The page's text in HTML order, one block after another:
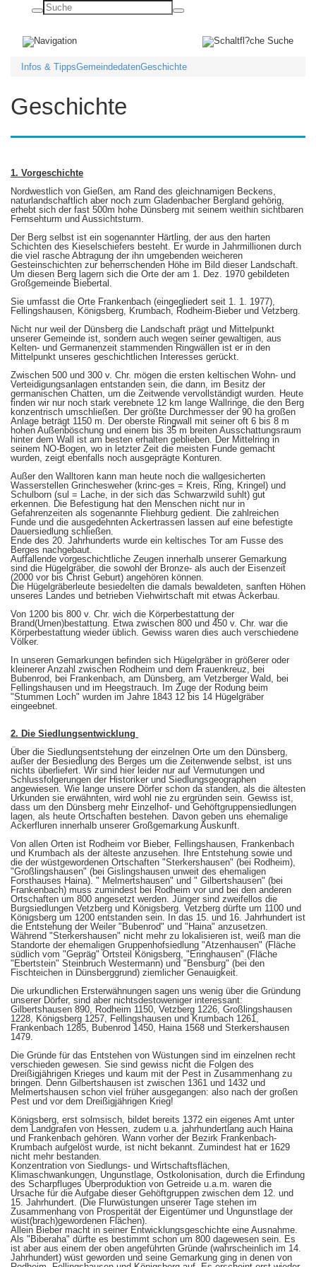
Basisnavigation
ein-/ausblenden
Infos & TippsGemeindedatenGeschichte
Geschichte
1. Vorgeschichte
Nordwestlich von Gießen, am Rand des gleichnamigen Beckens,
naturlandschaftlich aber noch zum Gladenbacher Bergland gehörig,
erhebt sich der fast 500m hohe Dünsberg mit seinem weithin sichtbaren
Fernsehturm und Aussichtsturm.
Der Berg selbst ist ein sogenannter Härtling, der aus den harten
Schichten des Kieselschiefers besteht. Er wurde in Jahrmillionen durch
die viel rasche Abtragung der ihn umgebenden weicheren
Gesteinschichten zur beherrschenden Höhe im Bild dieser Landschaft.
Um diesen Berg lagern sich die Orte der am 1. Dez. 1970 gebildeten
Großgemeinde Biebertal.
Sie umfasst die Orte Frankenbach (eingegliedert seit 1. 1. 1977),
Fellingshausen, Königsberg, Krumbach, Rodheim-Bieber und Vetzberg.
Nicht nur weil der Dünsberg die Landschaft prägt und Mittelpunkt
unserer Gemeinde ist, sondern auch wegen seiner gewaltigen, aus
Kelten- und Germanenzeit stammenden Ringwällen ist er in den
Mittelpunkt unseres geschichtlichen Interesses gerückt.
Zwischen 500 und 300 v. Chr. mögen die ersten keltischen Wohn- und
Verteidigungsanlagen entstanden sein, die dann, im Besitz der
germanischen Chatten, um die Zeitwende vervollständigt wurden. Heute
finden wir nur noch stark verebnete 12 km lange Wallringe, die den Berg
konzentrisch umschließen. Der größte Durchmesser der 90 ha großen
Anlage beträgt 1150 m. Der oberste Ringwall mit seiner oft 6 bis 8 m
hohen Außenböschung und einem bis 35 m breiten Ausschattungsraum
hinter dem Wall ist am besten erhalten geblieben. Der Mittelring in
seinem NO-Bogen, wo in letzter Zeit die meisten Funde gemacht
wurden, zeigt ebenfalls noch ausgeprägte Konturen.
Außer den Walltoren kann man heute noch die wallgesicherten
Wasserstellen Grinchesweher (krinc-ges = Kreis, Ring, Kringel) und
Schulborn (sul = Lache, in der sich das Schwarzwild suhlt) gut
erkennen. Die Befestigung hat den Menschen nicht nur in
Gefahrenzeiten als sogenannte Fliehburg gedient. Die zahlreichen
Funde und die ausgedehnten Ackertrassen lassen auf eine befestigte
Dauersiedlung schließen.
Ende des 20. Jahrhunderts wurde ein keltisches Tor am Fusse des
Berges nachgebaut.
Auffallende vorgeschichtliche Zeugen innerhalb unserer Gemarkung
sind die Hügelgräber, die sowohl der Bronze- als auch der Eisenzeit
(2000 vor bis Christ Geburt) angehören können.
Die Hügelgräberleute besiedelten die damals bewaldeten, sanften Höhen
unseres Landes und betrieben Viehwirtschaft mit etwas Ackerbau.
Von 1200 bis 800 v. Chr. wich die Körperbestattung der
Brand(Urnen)bestattung. Etwa zwischen 800 und 450 v. Chr. war die
Körperbestattung wieder üblich. Gewiss waren dies auch verschiedene
Völker.
In unseren Gemarkungen befinden sich Hügelgräber in größerer oder
kleinerer Anzahl zwischen Rodheim und dem Frauenkreuz, bei
Bubenrod, bei Frankenbach, am Dünsberg, am Vetzberger Wald, bei
Fellingshausen und im Heegstrauch. Im Zuge der Rodung beim
"Stummen Loch" wurden im Jahre 1843 12 bis 14 Hügelgräber
eingeebnet.
2. Die Siedlungsentwicklung
Über die Siedlungsentstehung der einzelnen Orte um den Dünsberg,
außer der Besiedlung des Berges um die Zeitenwende selbst, ist uns
nichts überliefert. Wir sind hier leider nur auf Vermutungen und
Schlussfolgerungen der Historiker und Siedlungsgeographen
angewiesen. Wie lange unsere Dörfer schon da standen, als die ältesten
Urkunden sie erwähnten, wird wohl nie zu ergründen sein. Gewiss ist,
dass um den Dünsberg mehr Einzelhof- und Gehöftgruppensiedlungen
lagen, als heute Ortschaften bestehen. Davon geben uns ehemalige
Ackerfluren innerhalb unserer Großgemarkung Auskunft.
Von allen Orten ist Rodheim vor Bieber, Fellingshausen, Frankenbach
und Krumbach als der älteste anzusehen. Ihre Entstehung sowie und
die der wüstgewordenen Ortschaften "Sterkershausen" (bei Rodheim),
"Großlingshausen" (bei Gislingshausen unweit des ehemaligen
Forsthauses Haina). " Melmertshausen" und " Gilbertshausen" (bei
Frankenbach) muss zumindest bei Rodheim vor und bei den anderen
Ortschaften um 800 angesetzt werden. Jünger sind zweifellos die
Burgsiedlungen Vetzberg und Königsberg. Vetzberg dürfte um 1100 und
Königsberg um 1200 entstanden sein. In das 15. und 16. Jahrhundert ist
die Entstehung der Weiler "Bubenrod" und "Haina" anzusetzen.
Während "Sterkershausen" nicht mehr zu lokalisieren ist, weiß man die
Standorte der ehemaligen Gruppenhofsiedlung "Atzenhausen" (Fläche
südlich vom "Gepräg" Ortsteil Königsberg, "Eringhausen" (Fläche
"Ebertstein" Steinbruch Westermann) und "Bensburg" (bei den
Fischteichen in Dünsberggrund) ziemlicher Genauigkeit.
Die urkundlichen Ersterwähnungen sagen uns wenig über die Gründung
unserer Dörfer, sind aber nichtsdestoweniger interessant:
Gilbertshausen 890, Rodheim 1150, Vetzberg 1226, Großlingshausen
1228, Königsberg 1257, Fellingshausen und Krumbach 1261,
Frankenbach 1285, Bubenrod 1450, Haina 1568 und Sterkershausen
1479.
Die Gründe für das Entstehen von Wüstungen sind im einzelnen recht
verschieden gewesen. Sie sind gewiss nicht die Folgen des
Dreißigjährigen Krieges und kaum mit der Pest in Zusammenhang zu
bringen. Denn Gilbertshausen ist zwischen 1361 und 1432 und
Melmertshausen schon viel früher ausgegangen: also nach der großen
Pest und vor dem Dreißigjährigen Krieg!
Königsberg, erst solmsisch, bildet bereits 1372 ein eigenes Amt unter
dem Landgrafen von Hessen, zudem u.a. jahrhundertlang auch Haina
und Frankenbach gehören. Wann vorher der Bezirk Frankenbach-
Krumbach aufgelöst wurde, ist nicht bekannt. Zumindest hat er 1629
nicht mehr bestanden.
Konzentration von Siedlungs- und Wirtschaftsflächen,
Klimaschwankungen, Ungunstlage, Ostkolonisation, durch die Erfindung
des Scharpfluges Überproduktion von Getreide u.a.m. waren die
Ursache für die Aufgabe dieser Gehöftgruppen zwischen dem 12. und
15. Jahrhundert. (Die Flurwüstungen unserer Tage stehen im
Zusammenhang von Prosperität der Eigentümer und Ungunstlage der
wüst(brach)gewordenen Flächen).
Allein Bieber macht in seiner Entwicklungsgeschichte eine Ausnahme.
Als "Biberaha" dürfte es bestimmt schon um 800 dagewesen sein. Es
ist aber aus einem der oben angeführten Gründe (wahrscheinlich im 14.
Jahrhundert) wüst geworden und seine Gemarkung ging in denen von